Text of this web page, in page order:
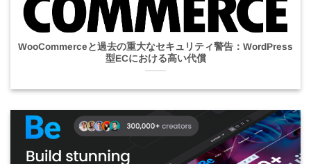
WooCommerceと過去の重大なセキュリティ警告：WordPress
型ECにおける高い代償